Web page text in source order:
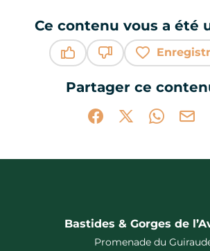
Ce contenu vous a été
Partager ce
Partager sur
Partager sur
Partager
Bastides & Gorges de
Promenade du